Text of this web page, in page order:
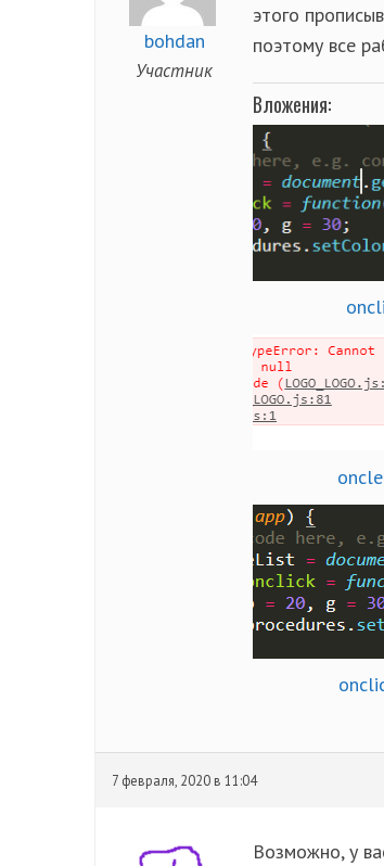
bohdan
Участник
этого
поэтому все
Вложения:
7 февраля, 2020 в 11:04
Возможно, у